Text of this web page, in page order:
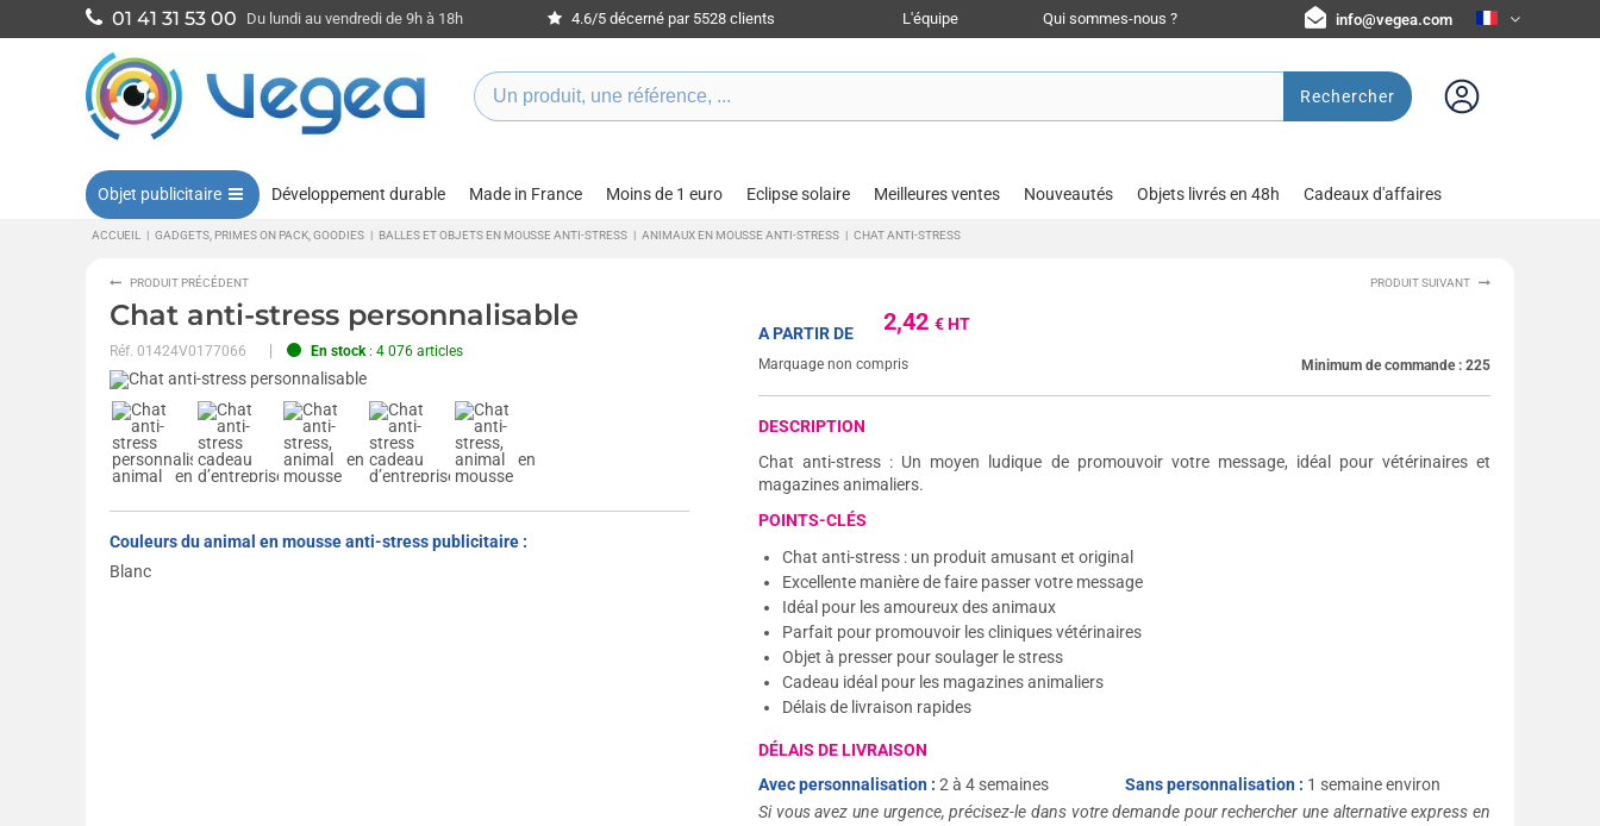
01 41 31 53 00 Du lundi au vendredi de 9h à 18h 4.6/5 décerné par 5528 clients L'équipe Qui sommes-nous ? info@vegea.com
Rechercher
Objet publicitaire Développement durable Made in France Moins de 1 euro Eclipse solaire Meilleures ventes Nouveautés Objets livrés en 48h Cadeaux d'affaires
ACCUEIL | GADGETS, PRIMES ON PACK, GOODIES | BALLES ET OBJETS EN MOUSSE ANTI-STRESS | ANIMAUX EN MOUSSE ANTI-STRESS | CHAT ANTI-STRESS
PRODUIT PRÉCÉDENT PRODUIT SUIVANT
Chat anti-stress personnalisable
Réf. 01424V0177066 En stock: 4 076 articles
Couleurs du animal en mousse anti-stress publicitaire :
Blanc
2,42€ HT
A PARTIR DE
Marquage non compris Minimum de commande : 225
DESCRIPTION
Chat anti-stress : Un moyen ludique de promouvoir votre message, idéal pour vétérinaires et
magazines animaliers.
POINTS-CLÉS
Chat anti-stress : un produit amusant et original
Excellente manière de faire passer votre message
Idéal pour les amoureux des animaux
Parfait pour promouvoir les cliniques vétérinaires
Objet à presser pour soulager le stress
Cadeau idéal pour les magazines animaliers
Délais de livraison rapides
DÉLAIS DE LIVRAISON
Avec personnalisation :2 à 4 semaines Sans personnalisation : 1 semaine environ
Si vous avez une urgence, précisez-le dans votre demande pour rechercher une alternative express en